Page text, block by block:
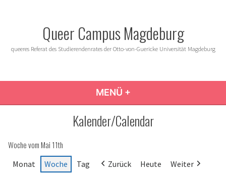
Queer Campus Magdeburg
queeres Referat des Studierendenrates der Otto-von-Guericke Universität Magdeburg
MENÜ +
Kalender/Calendar
Woche vom Mai 11th
Monat Woche Tag Zurück Heute Weiter